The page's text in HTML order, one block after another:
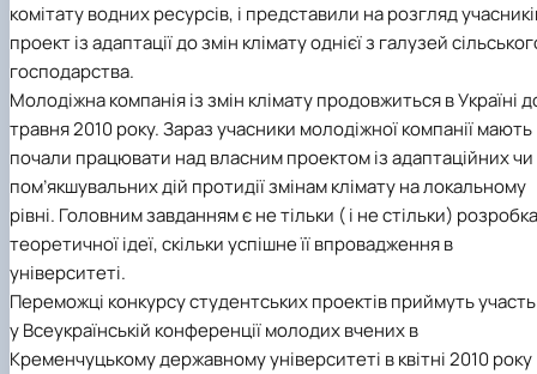
комітату водних ресурсів, і представили на розгляд
проект із адаптації до змін клімату однієї з галузей
господарства.
Молодіжна компанія із змін клімату продовжиться в Україні
травня 2010 року. Зараз учасники молодіжної компанії мають
почали працювати над власним проектом із адаптаційних чи
пом’якшувальних дій протидії змінам клімату на локальному
рівні. Головним завданням є не тільки ( і не стільки) розробка
теоретичної ідеї, скільки успішне її впровадження в
університеті.
Переможці конкурсу студентських проектів приймуть участь
у Всеукраїнській конференції молодих вчених в
Кременчуцькому державному університеті в квітні 2010 року